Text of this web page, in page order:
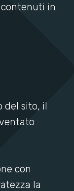
in
del sito, il
con
la